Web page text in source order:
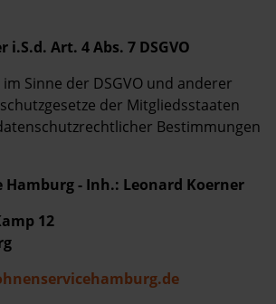
Art. 4 Abs. 7 DSGVO
Sinne der DSGVO und anderer
der Mitgliedsstaaten
Bestimmungen
Hamburg - Inh.: Leonard Koerner
12